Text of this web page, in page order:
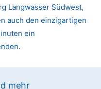
Langwasser Südwest,
auch den einzigartigen
ein
mehr